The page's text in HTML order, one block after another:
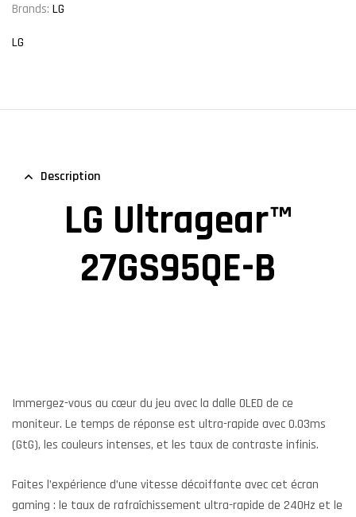
Brands: LG
LG
Description
LG Ultragear™
27GS95QE-B
Immergez-vous au cœur du jeu avec la dalle OLED de ce
moniteur. Le temps de réponse est ultra-rapide avec 0.03ms
(GtG), les couleurs intenses, et les taux de contraste infinis.
Faites l’expérience d’une vitesse décoiffante avec cet écran
gaming : le taux de rafraîchissement ultra-rapide de 240Hz et le